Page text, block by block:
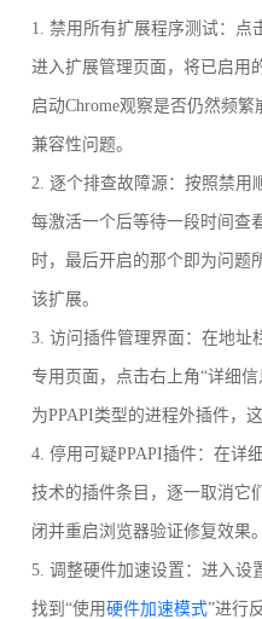
1. 禁用所有扩展程序测试：点
进入扩展管理页面，将已启用
启动Chrome观察是否仍然频
兼容性问题。
2. 逐个排查故障源：按照禁用
每激活一个后等待一段时间查
时，最后开启的那个即为问题
该扩展。
3. 访问插件管理界面：在地址
专用页面，点击右上角“详细
为PPAPI类型的进程外插件，
4. 停用可疑PPAPI插件：在详
技术的插件条目，逐一取消它
闭并重启浏览器验证修复效果。
5. 调整硬件加速设置：进入设
找到“使用硬件加速模式”进行